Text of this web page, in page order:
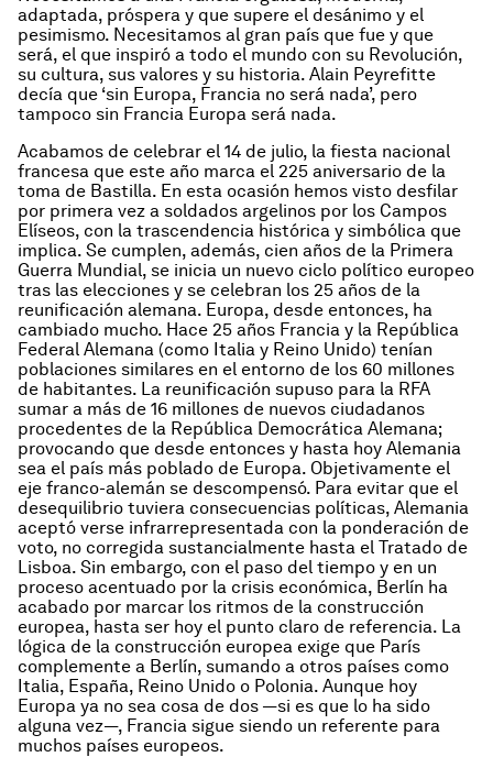
adaptada, próspera y que supere el desánimo y el
pesimismo. Necesitamos al gran país que fue y que
será, el que inspiró a todo el mundo con su Revolución,
su cultura, sus valores y su historia. Alain Peyrefitte
decía que ‘sin Europa, Francia no será nada’, pero
tampoco sin Francia Europa será nada.
Acabamos de celebrar el 14 de julio, la fiesta nacional
francesa que este año marca el 225 aniversario de la
toma de Bastilla. En esta ocasión hemos visto desfilar
por primera vez a soldados argelinos por los Campos
Elíseos, con la trascendencia histórica y simbólica que
implica. Se cumplen, además, cien años de la Primera
Guerra Mundial, se inicia un nuevo ciclo político europeo
tras las elecciones y se celebran los 25 años de la
reunificación alemana. Europa, desde entonces, ha
cambiado mucho. Hace 25 años Francia y la República
Federal Alemana (como Italia y Reino Unido) tenían
poblaciones similares en el entorno de los 60 millones
de habitantes. La reunificación supuso para la RFA
sumar a más de 16 millones de nuevos ciudadanos
procedentes de la República Democrática Alemana;
provocando que desde entonces y hasta hoy Alemania
sea el país más poblado de Europa. Objetivamente el
eje franco-alemán se descompensó. Para evitar que el
desequilibrio tuviera consecuencias políticas, Alemania
aceptó verse infrarrepresentada con la ponderación de
voto, no corregida sustancialmente hasta el Tratado de
Lisboa. Sin embargo, con el paso del tiempo y en un
proceso acentuado por la crisis económica, Berlín ha
acabado por marcar los ritmos de la construcción
europea, hasta ser hoy el punto claro de referencia. La
lógica de la construcción europea exige que París
complemente a Berlín, sumando a otros países como
Italia, España, Reino Unido o Polonia. Aunque hoy
Europa ya no sea cosa de dos —si es que lo ha sido
alguna vez—, Francia sigue siendo un referente para
muchos países europeos.